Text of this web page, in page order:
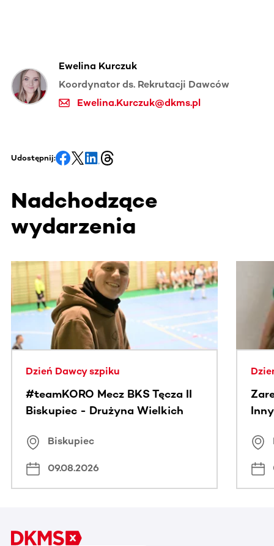
Ewelina Kurczuk
Koordynator ds. Rekrutacji Dawców
Ewelina.Kurczuk@dkms.pl
Udostępnij:
Nadchodzące
wydarzenia
Ta sekcja zawiera treści przewijane w poziomie. Użyj
Dzień Dawcy szpiku
#teamKORO Mecz BKS Tęcza II
Biskupiec - Drużyna Wielkich
Biskupiec
09.08.2026